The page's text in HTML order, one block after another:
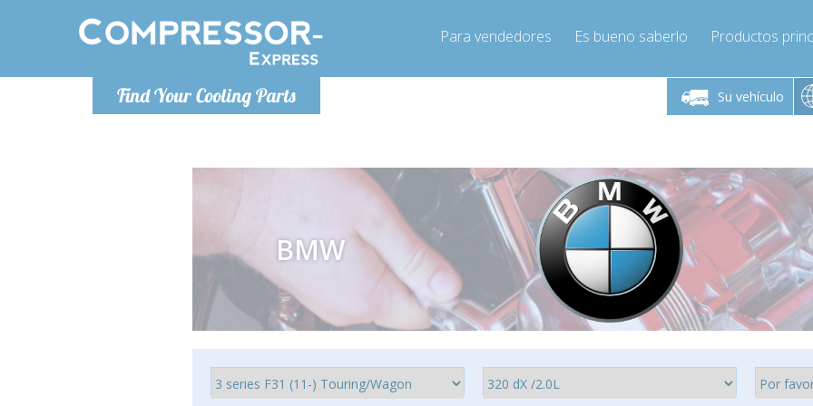
Find Your Cooling Parts
Para vendedores Es bueno saberlo Productos
Su vehículo
De lunes a viernes de 9:00 a De lunes a viernes de 9:00 a
16:00
Info@compressor-express.es
De lunes a
BMW